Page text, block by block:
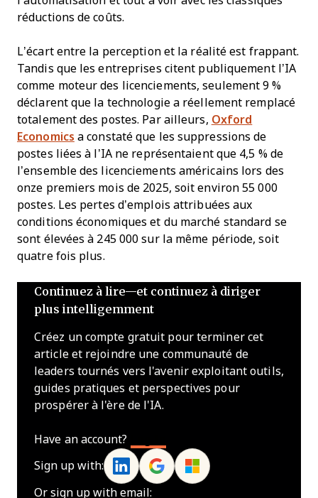
réductions de coûts.
L’écart entre la perception et la réalité est frappant.
Tandis que les entreprises citent publiquement l’IA
comme moteur des licenciements, seulement 9 %
déclarent que la technologie a réellement remplacé
totalement des postes. Par ailleurs, Oxford
Economics a constaté que les suppressions de
postes liées à l’IA ne représentaient que 4,5 % de
l’ensemble des licenciements américains lors des
onze premiers mois de 2025, soit environ 55 000
postes. Les pertes d’emplois attribuées aux
conditions économiques et du marché standard se
sont élevées à 245 000 sur la même période, soit
quatre fois plus.
Continuez à lire—et continuez à diriger
plus intelligemment
Créez un compte gratuit pour terminer cet
article et rejoindre une communauté de
leaders tournés vers l'avenir exploitant outils,
guides pratiques et perspectives pour
prospérer à l'ère de l'IA.
Have an account?
Sign up with:
Or sign up with email: